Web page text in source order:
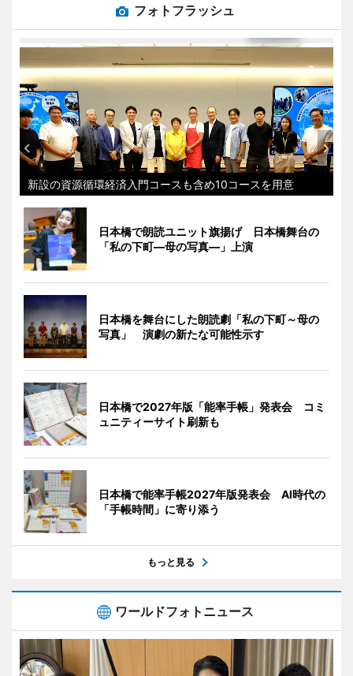
フォトフラッシュ
新設の資源循環経済入門コースも含め10コースを用意
日本橋で朗読ユニット旗揚げ 日本橋舞台の
「私の下町―母の写真―」上演
日本橋を舞台にした朗読劇「私の下町～母の
写真」 演劇の新たな可能性示す
日本橋で2027年版「能率手帳」発表会 コミ
ュニティーサイト刷新も
日本橋で能率手帳2027年版発表会 AI時代の
「手帳時間」に寄り添う
もっと見る
ワールドフォトニュース